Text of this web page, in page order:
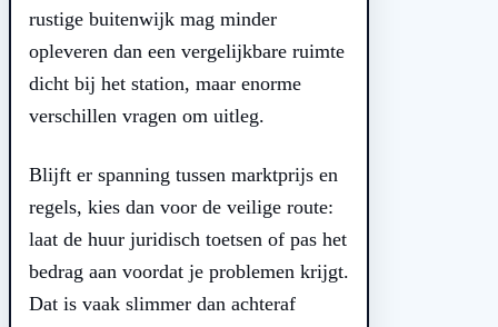
rustige buitenwijk mag minder
opleveren dan een vergelijkbare ruimte
dicht bij het station, maar enorme
verschillen vragen om uitleg.
Blijft er spanning tussen marktprijs en
regels, kies dan voor de veilige route:
laat de huur juridisch toetsen of pas het
bedrag aan voordat je problemen krijgt.
Dat is vaak slimmer dan achteraf